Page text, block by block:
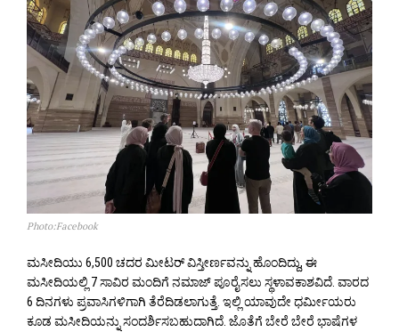
Photo:Facebook
ಮಸೀದಿಯು 6,500 ಚದರ ಮೀಟರ್ ವಿಸ್ತೀರ್ಣವನ್ನು ಹೊಂದಿದ್ದು, ಈ
ಮಸೀದಿಯಲ್ಲಿ 7 ಸಾವಿರ ಮಂದಿಗೆ ನಮಾಜ್ ಪೂರೈಸಲು ಸ್ಥಳಾವಕಾಶವಿದೆ. ವಾರದ
6 ದಿನಗಳು ಪ್ರವಾಸಿಗಳಿಗಾಗಿ ತೆರೆದಿಡಲಾಗುತ್ತೆ. ಇಲ್ಲಿ ಯಾವುದೇ ಧರ್ಮೀಯರು
ಕೂಡ ಮಸೀದಿಯನ್ನು ಸಂದರ್ಶಿಸಬಹುದಾಗಿದೆ. ಜೊತೆಗೆ ಬೇರೆ ಬೇರೆ ಭಾಷೆಗಳ